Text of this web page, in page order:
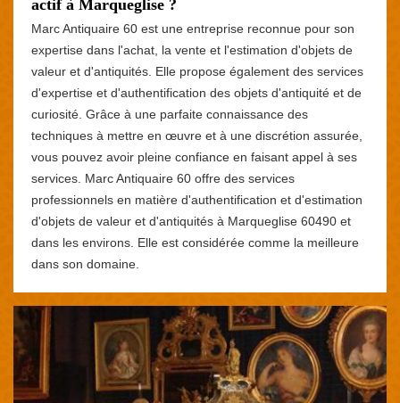
actif à Marqueglise ?
Marc Antiquaire 60 est une entreprise reconnue pour son
expertise dans l'achat, la vente et l'estimation d'objets de
valeur et d'antiquités. Elle propose également des services
d'expertise et d'authentification des objets d'antiquité et de
curiosité. Grâce à une parfaite connaissance des
techniques à mettre en œuvre et à une discrétion assurée,
vous pouvez avoir pleine confiance en faisant appel à ses
services. Marc Antiquaire 60 offre des services
professionnels en matière d'authentification et d'estimation
d'objets de valeur et d'antiquités à Marqueglise 60490 et
dans les environs. Elle est considérée comme la meilleure
dans son domaine.